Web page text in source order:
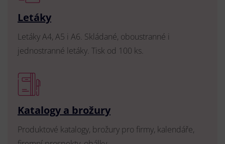
Letáky
Letáky A4, A5 i A6. Skládané, oboustranné i
jednostranné letáky. Tisk od 100 ks.
Katalogy a brožury
Produktové katalogy, brožury pro firmy, kalendáře,